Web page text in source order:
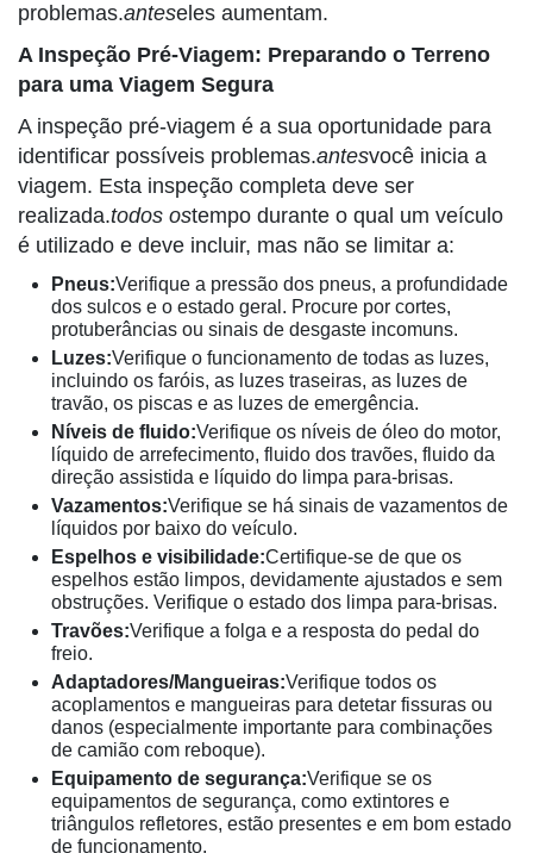
problemas.anteseles aumentam.
A Inspeção Pré-Viagem: Preparando o Terreno
para uma Viagem Segura
A inspeção pré-viagem é a sua oportunidade para
identificar possíveis problemas.antesvocê inicia a
viagem. Esta inspeção completa deve ser
realizada.todos ostempo durante o qual um veículo
é utilizado e deve incluir, mas não se limitar a:
Pneus:Verifique a pressão dos pneus, a profundidade
dos sulcos e o estado geral. Procure por cortes,
protuberâncias ou sinais de desgaste incomuns.
Luzes:Verifique o funcionamento de todas as luzes,
incluindo os faróis, as luzes traseiras, as luzes de
travão, os piscas e as luzes de emergência.
Níveis de fluido:Verifique os níveis de óleo do motor,
líquido de arrefecimento, fluido dos travões, fluido da
direção assistida e líquido do limpa para-brisas.
Vazamentos:Verifique se há sinais de vazamentos de
líquidos por baixo do veículo.
Espelhos e visibilidade:Certifique-se de que os
espelhos estão limpos, devidamente ajustados e sem
obstruções. Verifique o estado dos limpa para-brisas.
Travões:Verifique a folga e a resposta do pedal do
freio.
Adaptadores/Mangueiras:Verifique todos os
acoplamentos e mangueiras para detetar fissuras ou
danos (especialmente importante para combinações
de camião com reboque).
Equipamento de segurança:Verifique se os
equipamentos de segurança, como extintores e
triângulos refletores, estão presentes e em bom estado
de funcionamento.